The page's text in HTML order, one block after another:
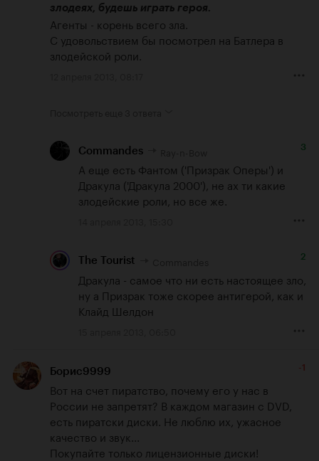
злодеях, будешь играть героя.
Агенты - корень всего зла.
С удовольствием бы посмотрел на Батлера в
злодейской роли.
Commandes 3
А еще есть Фантом ('Призрак Оперы') и
Дракула ('Дракула 2000'), не ах ти какие
злодейские роли, но все же.
The Tourist 2
Дракула - самое что ни есть настоящее зло,
ну а Призрак тоже скорее антигерой, как и
Клайд Шелдон
Борис9999 -1
Вот на счет пиратство, почему его у нас в
России не запретят? В каждом магазин с DVD,
есть пиратски диски. Не люблю их, ужасное
качество и звук...
Покупайте только лицензионные диски!